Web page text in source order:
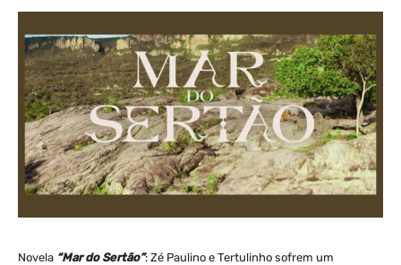
Novela “Mar do Sertão”: Zé Paulino e Tertulinho sofrem um